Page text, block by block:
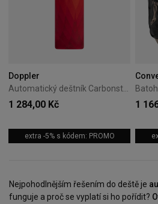
Doppler
Automatický deštník Carbonsteel Magic Doppler Magic oranžový
1 284,00 Kč
extra -5% s kódem: PROMO
1
Nejpohodlnějším řešením do deště je
funguje a proč se vyplatí si ho pořídit?